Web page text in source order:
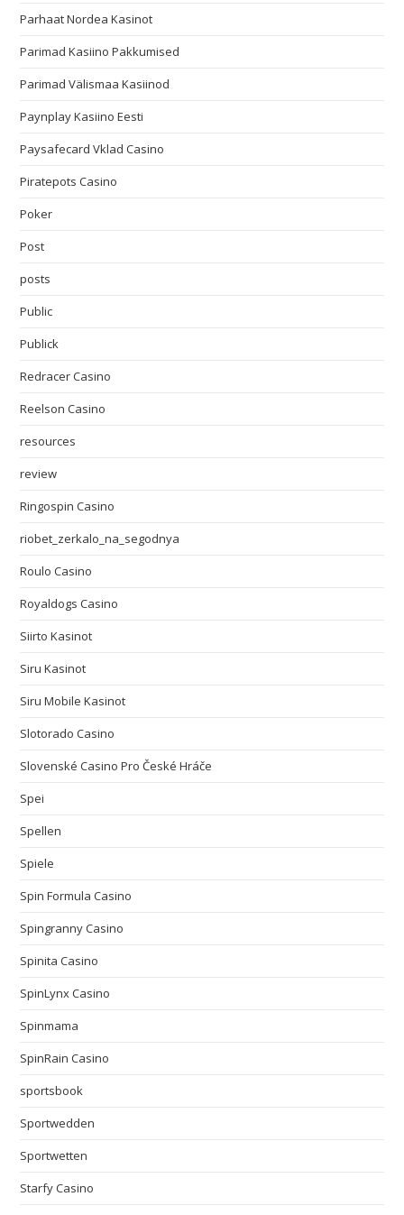
Parhaat Nordea Kasinot
Parimad Kasiino Pakkumised
Parimad Välismaa Kasiinod
Paynplay Kasiino Eesti
Paysafecard Vklad Casino
Piratepots Casino
Poker
Post
posts
Public
Publick
Redracer Casino
Reelson Casino
resources
review
Ringospin Casino
riobet_zerkalo_na_segodnya
Roulo Casino
Royaldogs Casino
Siirto Kasinot
Siru Kasinot
Siru Mobile Kasinot
Slotorado Casino
Slovenské Casino Pro České Hráče
Spei
Spellen
Spiele
Spin Formula Casino
Spingranny Casino
Spinita Casino
SpinLynx Casino
Spinmama
SpinRain Casino
sportsbook
Sportwedden
Sportwetten
Starfy Casino